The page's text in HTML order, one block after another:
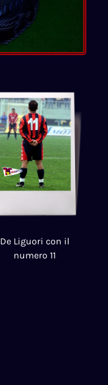
De Liguori con il
numero 11